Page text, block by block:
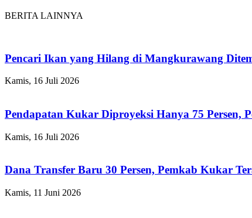
BERITA LAINNYA
Pencari Ikan yang Hilang di Mangkurawang
Kamis, 16 Juli 2026
Pendapatan Kukar Diproyeksi Hanya 75 Persen,
Kamis, 16 Juli 2026
Dana Transfer Baru 30 Persen, Pemkab Kukar
Kamis, 11 Juni 2026